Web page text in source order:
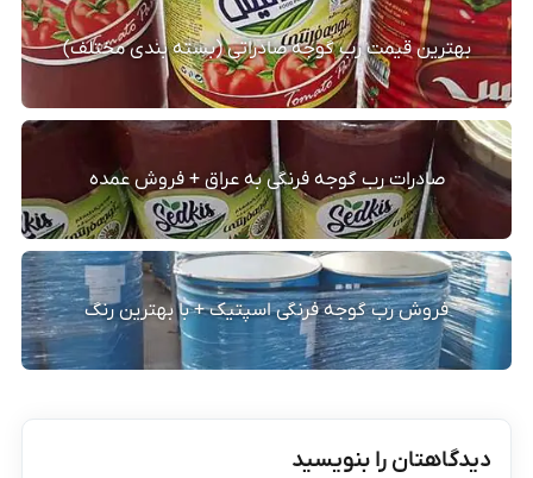
بهترین قیمت رب گوجه صادراتی (بسته بندی مختلف)
صادرات رب گوجه فرنگی به عراق + فروش عمده
فروش رب گوجه فرنگی اسپتیک + با بهترین رنگ
دیدگاهتان را بنویسید